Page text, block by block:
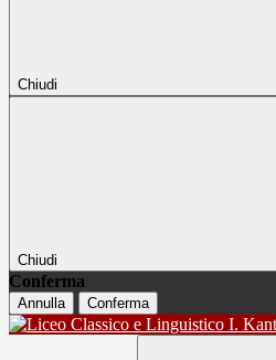
Chiudi
Chiudi
Conferma
Annulla Conferma